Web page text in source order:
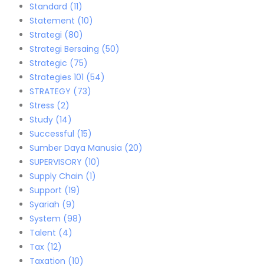
Standard (11)
Statement (10)
Strategi (80)
Strategi Bersaing (50)
Strategic (75)
Strategies 101 (54)
STRATEGY (73)
Stress (2)
Study (14)
Successful (15)
Sumber Daya Manusia (20)
SUPERVISORY (10)
Supply Chain (1)
Support (19)
Syariah (9)
System (98)
Talent (4)
Tax (12)
Taxation (10)